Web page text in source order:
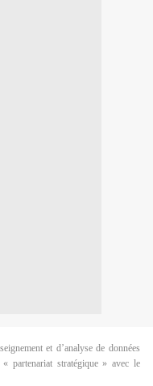
et d’analyse de données
partenariat stratégique » avec le